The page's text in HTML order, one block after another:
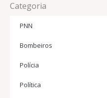
Categoria
PNN
Bombeiros
Polícia
Política